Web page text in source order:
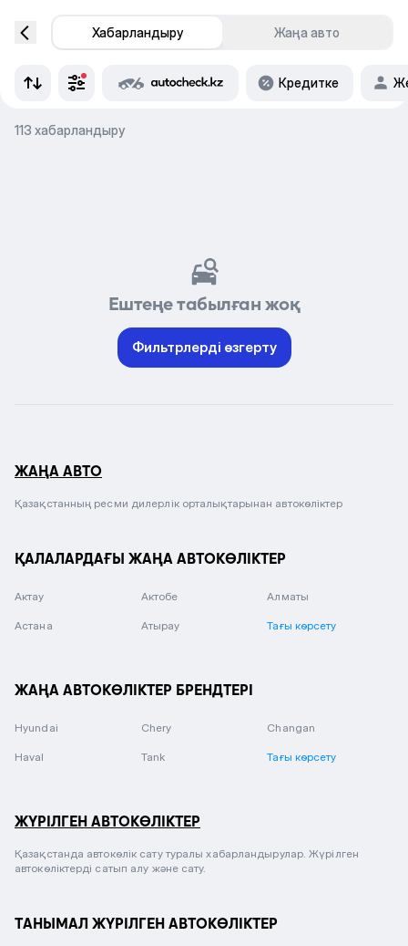
Хабарландыру Жаңа авто
Кредитке
113 хабарландыру
Ештеңе табылған жоқ
Фильтрлерді өзгерту
ЖАҢА АВТО
Қазақстанның ресми дилерлік орталықтарынан автокөліктер
ҚАЛАЛАРДАҒЫ ЖАҢА АВТОКӨЛІКТЕР
Актау Актобе Алматы
Астана Атырау Тағы көрсету
ЖАҢА АВТОКӨЛІКТЕР БРЕНДТЕРІ
Hyundai Chery Changan
Haval Tank Тағы көрсету
ЖҮРІЛГЕН АВТОКӨЛІКТЕР
Қазақстанда автокөлік сату туралы хабарландырулар. Жүрілген
автокөліктерді сатып алу және сату.
ТАНЫМАЛ ЖҮРІЛГЕН АВТОКӨЛІКТЕР